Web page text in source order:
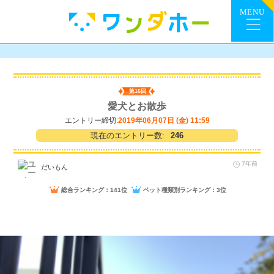
第16回
愛犬とお散歩
エントリー締切:2019年06月07日 (金) 11:59
現在のエントリー数: 246
だいもん 7年前
総合ランキング：141位 ペット種類別ランキング：3位